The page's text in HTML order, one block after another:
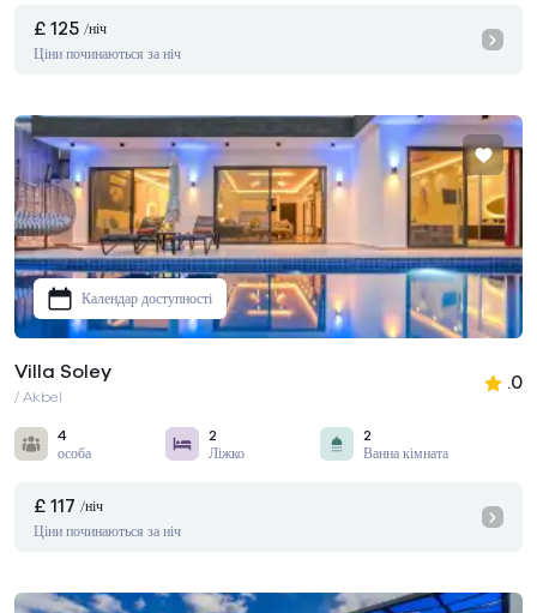
£ 125 /ніч
Ціни починаються за ніч
Календар доступності
Villa Soley
/ Akbel
.0
4
особа
2
Ліжко
2
Ванна кімната
£ 117 /ніч
Ціни починаються за ніч